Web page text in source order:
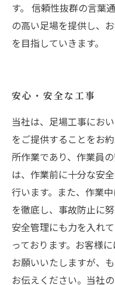
す。 信頼性抜群の言葉
の高い足場を提供し、
を目指していきます。
安心・安全な工事
当社は、足場工事にお
をご提供することをお
所作業であり、作業員
は、作業前に十分な安
行います。また、作業
を徹底し、事故防止に
安全管理にも力を入れ
っております。お客様
お願いいたしますが、
お伝えください。当社